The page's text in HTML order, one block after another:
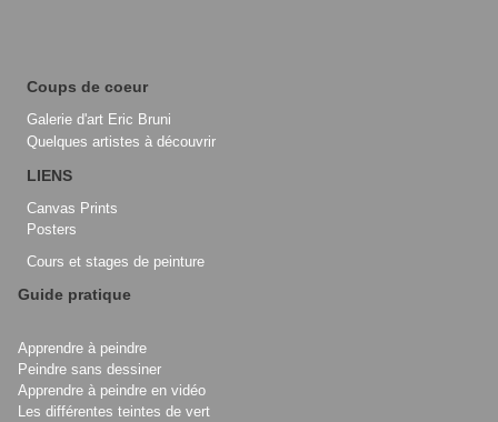
Coups de coeur
Galerie d'art Eric Bruni
Quelques artistes à découvrir
LIENS
Canvas Prints
Posters
Cours et stages de peinture
Guide pratique
Apprendre à peindre
Peindre sans dessiner
Apprendre à peindre en vidéo
Les différentes teintes de vert